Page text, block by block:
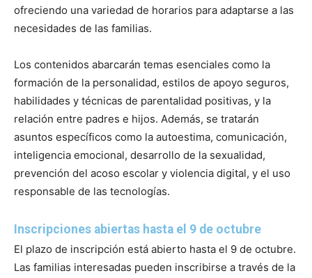
ofreciendo una variedad de horarios para adaptarse a las
necesidades de las familias.
Los contenidos abarcarán temas esenciales como la
formación de la personalidad, estilos de apoyo seguros,
habilidades y técnicas de parentalidad positivas, y la
relación entre padres e hijos. Además, se tratarán
asuntos específicos como la autoestima, comunicación,
inteligencia emocional, desarrollo de la sexualidad,
prevención del acoso escolar y violencia digital, y el uso
responsable de las tecnologías.
Inscripciones abiertas hasta el 9 de octubre
El plazo de inscripción está abierto hasta el 9 de octubre.
Las familias interesadas pueden inscribirse a través de la